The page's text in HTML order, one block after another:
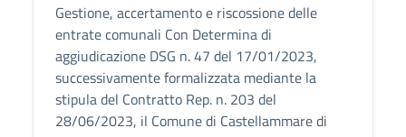
Gestione, accertamento e riscossione delle
entrate comunali Con Determina di
aggiudicazione DSG n. 47 del 17/01/2023,
successivamente formalizzata mediante la
stipula del Contratto Rep. n. 203 del
28/06/2023, il Comune di Castellammare di